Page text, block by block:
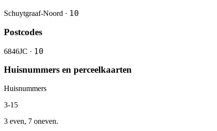
Schuytgraaf-Noord · 10
Postcodes
6846JC · 10
Huisnummers en perceelkaarten
Huisnummers
3-15
3 even, 7 oneven.